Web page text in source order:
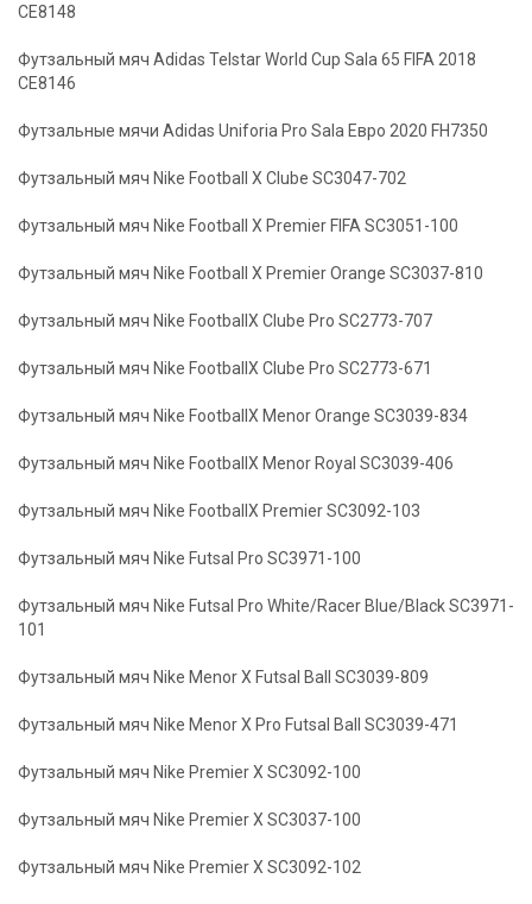
CE8148
Футзальный мяч Adidas Telstar World Cup Sala 65 FIFA 2018
CE8146
Футзальные мячи Adidas Uniforia Pro Sala Евро 2020 FH7350
Футзальный мяч Nike Football X Clube SC3047-702
Футзальный мяч Nike Football X Premier FIFA SC3051-100
Футзальный мяч Nike Football X Premier Orange SC3037-810
Футзальный мяч Nike FootballX Clube Pro SC2773-707
Футзальный мяч Nike FootballX Clube Pro SC2773-671
Футзальный мяч Nike FootballX Menor Orange SC3039-834
Футзальный мяч Nike FootballX Menor Royal SC3039-406
Футзальный мяч Nike FootballX Premier SC3092-103
Футзальный мяч Nike Futsal Pro SC3971-100
Футзальный мяч Nike Futsal Pro White/Racer Blue/Black SC3971-
101
Футзальный мяч Nike Menor X Futsal Ball SC3039-809
Футзальный мяч Nike Menor X Pro Futsal Ball SC3039-471
Футзальный мяч Nike Premier X SC3092-100
Футзальный мяч Nike Premier X SC3037-100
Футзальный мяч Nike Premier X SC3092-102